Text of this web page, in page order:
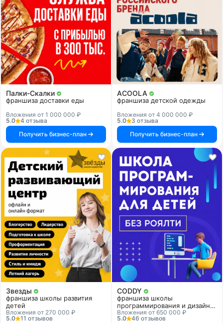
Палки-Скалки
франшиза доставки еды
Вложения от 1 000 000 ₽
5.0
4 отзыва
Получить бизнес-план
ACOOLA
франшиза детской одежды
Вложения от 4 000 000 ₽
5.0
3 отзыва
Получить бизнес-план
Звезды
франшиза школы развития
детей
Вложения от 270 000 ₽
5.0
11 отзывов
CODDY
франшиза школы
программирования и дизайна
для детей
Вложения от 650 000 ₽
5.0
46 отзывов